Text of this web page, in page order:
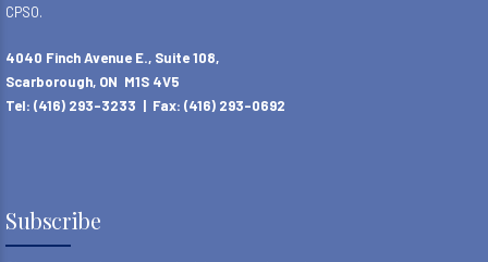
CPSO.
4040 Finch Avenue E., Suite 108,
Scarborough, ON M1S 4V5
Tel: (416) 293-3233 | Fax: (416) 293-0692
Subscribe